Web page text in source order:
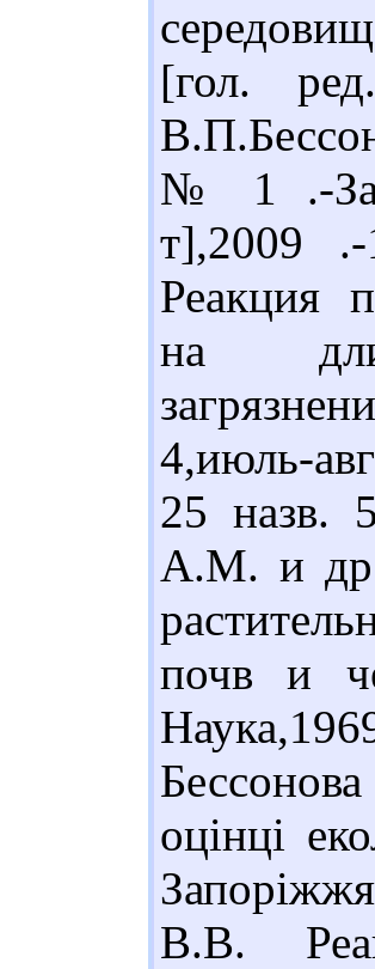
[гол.
№ 1 .-
т],2009
Реакция
на
4,июль-
25 назв.
А.М. и др.
почв и
оцінці
В.В.